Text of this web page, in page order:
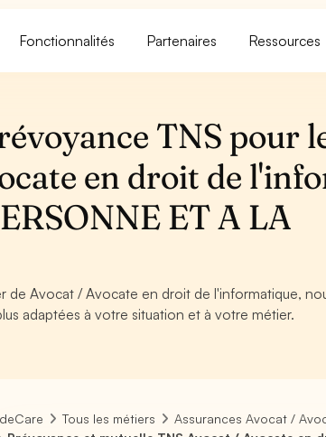
Fonctionnalités Partenaires Ressources
TNS pour
en droit de
ET A LA
de Avocat / Avocate en droit de l'informatique,
adaptées à votre situation et à votre métier.
Tous les métiers
Assurances Avocat /